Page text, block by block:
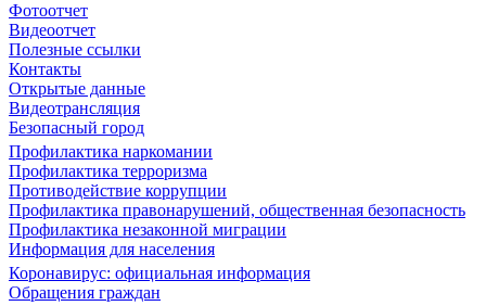
Фотоотчет
Видеоотчет
Полезные ссылки
Контакты
Открытые данные
Видеотрансляция
Безопасный город
Профилактика наркомании
Профилактика терроризма
Противодействие коррупции
Профилактика правонарушений, общественная безопасность
Профилактика незаконной миграции
Информация для населения
Коронавирус: официальная информация
Обращения граждан